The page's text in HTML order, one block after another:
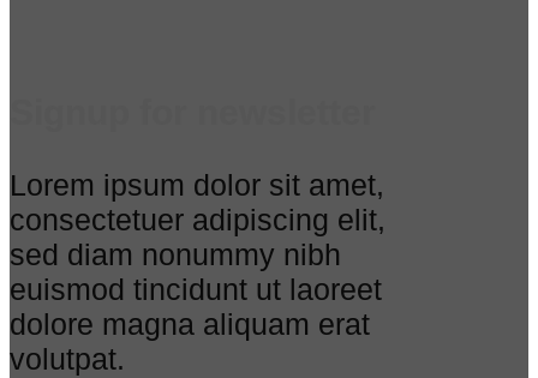
Lorem ipsum dolor sit amet,
consectetuer adipiscing elit,
sed diam nonummy nibh
euismod tincidunt ut laoreet
dolore magna aliquam erat
volutpat.